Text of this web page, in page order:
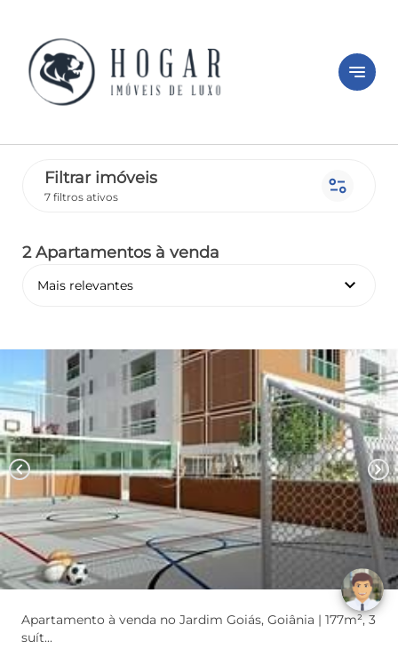
notes
Filtrar imóveis
7 filtros ativos page_info
2 Apartamentos à venda
Mais relevantes keyboard_arrow_down
chevron_left chevron_right
Apartamento à venda no Jardim Goiás, Goiânia | 177m², 3
suít...